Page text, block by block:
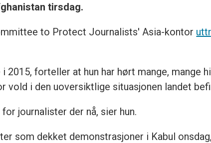
tirsdag.
to Protect Journalists' Asia-kontor
2015, forteller at hun har hørt mange, mange
vold i den uoversiktlige situasjonen landet
journalister der nå, sier hun.
som dekket demonstrasjoner i Kabul